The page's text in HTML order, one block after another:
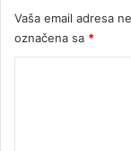
Vaša email adresa
označena sa *